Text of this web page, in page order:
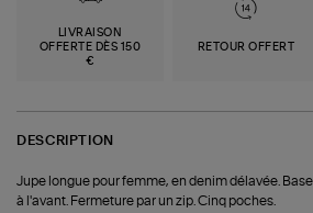
LIVRAISON
OFFERTE DÈS 150
€
RETOUR OFFERT
DESCRIPTION
Jupe longue pour femme, en denim délavée.
à l'avant. Fermeture par un zip. Cinq poches.